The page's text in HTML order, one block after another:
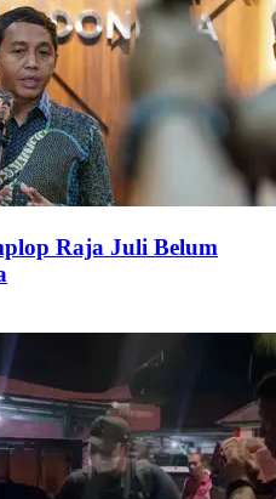
Raja Juli Belum